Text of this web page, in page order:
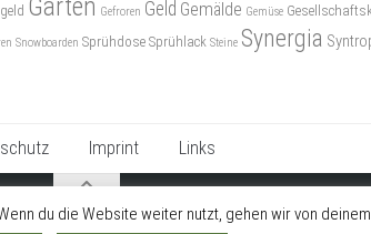
Garten Gefroren Geld Gemälde Gemüse
Snowboarden Sprühdose Sprühlack Steine Synergia
Imprint Links
du die Website weiter nutzt, gehen wir von